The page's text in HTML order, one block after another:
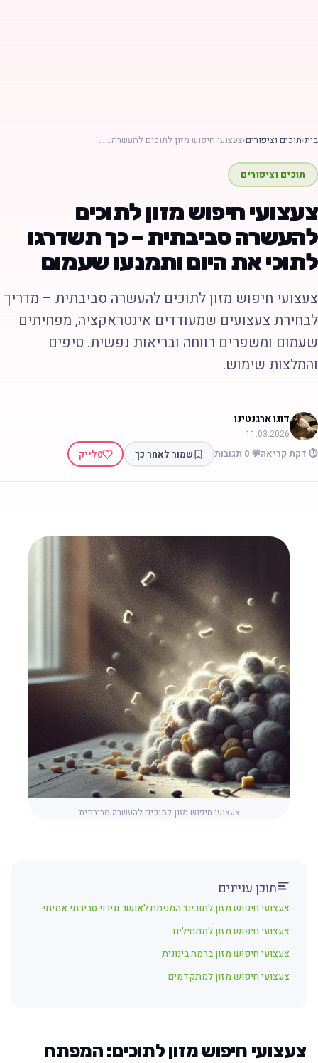
›תוכים וציפורים›צעצועי חיפוש מזון לתוכים להעשרה……
תוכים וציפורים
חיפוש מזון לתוכים
סביבתית – כך תשדרגו
את היום ותמנעו שעמום
חיפוש מזון לתוכים להעשרה סביבתית – מדריך
צעצועים שמעודדים אינטראקציה, מפחיתים
ומשפרים רווחה ובריאות נפשית. טיפים
שימוש.
דוגו ארגנטינו
11.03.2026
דקת קריאה💬 0 תגובות שמור לאחר כך 0לייק
צעצועי חיפוש מזון לתוכים להעשרה סביבתית
תוכן עניינים
צעצועי חיפוש מזון לתוכים: המפתח לאושר וגירוי סביבתי אמיתי
צעצועי חיפוש מזון למתחילים
צעצועי חיפוש מזון ברמה בינונית
צעצועי חיפוש מזון למתקדמים
צעצועי חיפוש מזון לתוכים: המפתח